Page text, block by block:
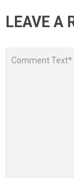
LEAVE A